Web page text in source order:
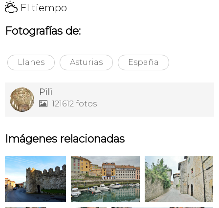
H El tiempo
Fotografías de:
Llanes Asturias España
Pili
 121612 fotos
Imágenes relacionadas